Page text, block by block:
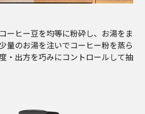
ーヒー豆を均等に粉砕し、お湯をま
量のお湯を注いでコーヒー粉を蒸ら
・出方を巧みにコントロールして抽